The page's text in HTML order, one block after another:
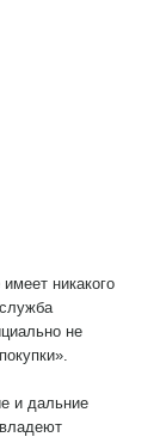
никакого
не
и дальние